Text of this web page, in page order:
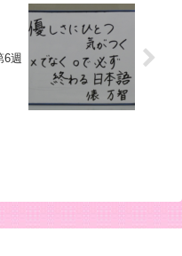
週